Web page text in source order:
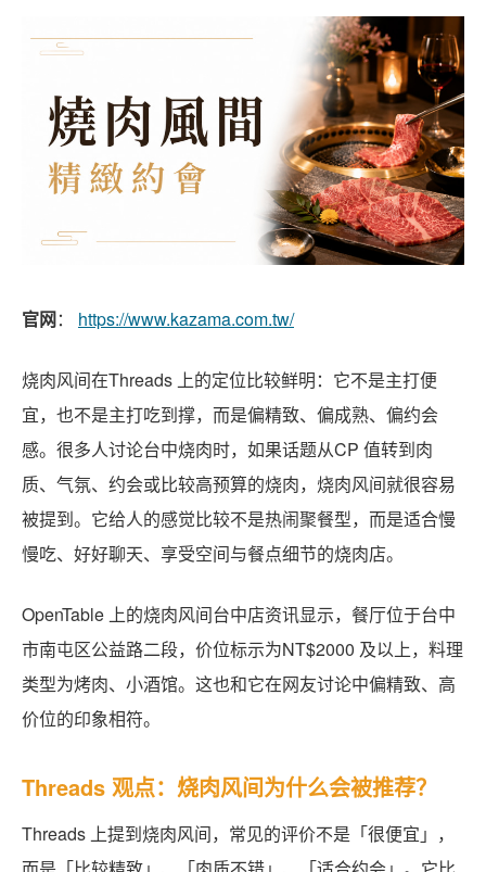
官网： https://www.kazama.com.tw/
烧肉风间在Threads 上的定位比较鲜明：它不是主打便
宜，也不是主打吃到撑，而是偏精致、偏成熟、偏约会
感。很多人讨论台中烧肉时，如果话题从CP 值转到肉
质、气氛、约会或比较高预算的烧肉，烧肉风间就很容易
被提到。它给人的感觉比较不是热闹聚餐型，而是适合慢
慢吃、好好聊天、享受空间与餐点细节的烧肉店。
OpenTable 上的烧肉风间台中店资讯显示，餐厅位于台中
市南屯区公益路二段，价位标示为NT$2000 及以上，料理
类型为烤肉、小酒馆。这也和它在网友讨论中偏精致、高
价位的印象相符。
Threads 观点：烧肉风间为什么会被推荐？
Threads 上提到烧肉风间，常见的评价不是「很便宜」，